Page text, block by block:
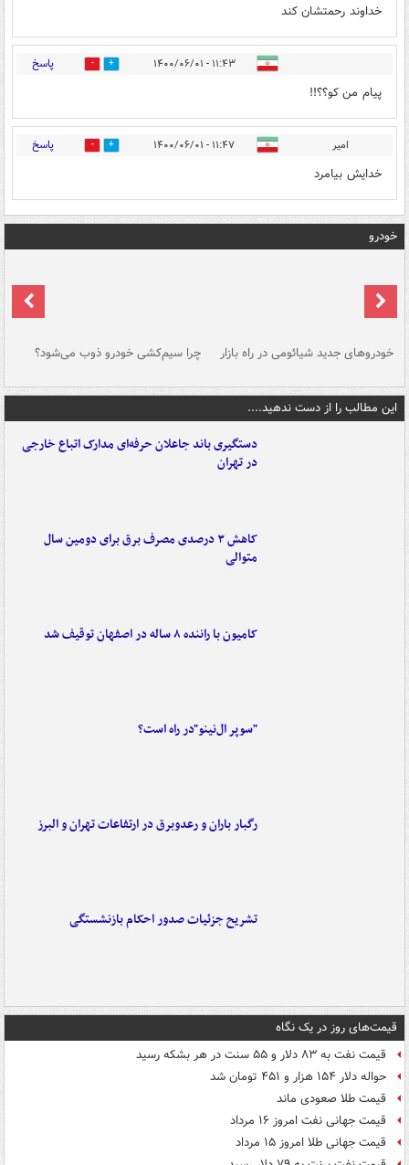
خداوند رحمتشان کند
۱۱:۴۳ - ۱۴۰۰/۰۶/۰۱ 0 پاسخ
پیام من کو؟؟!!
امیر ۱۱:۴۷ - ۱۴۰۰/۰۶/۰۱ 1 پاسخ
خدایش بیامرد
خودرو
خودروهای جدید شیائومی در راه بازار چرا سیم‌کشی خودرو ذوب می‌شود؟
این مطالب را از دست ندهید....
دستگیری باند جاعلان حرفه‌ای مدارک اتباع خارجی
در تهران
کاهش ۳ درصدی مصرف برق برای دومین سال
متوالی
کامیون با راننده ۸ ساله در اصفهان توقیف شد
"سوپر ال‌نینو"در راه است؟
رگبار باران و رعدوبرق در ارتفاعات تهران و البرز
تشریح جزئیات صدور احکام بازنشستگی
قیمت‌های روز در یک نگاه
قیمت نفت به ۸۳ دلار و ۵۵ سنت در هر بشکه رسید
حواله دلار ۱۵۴ هزار و ۴۵۱ تومان شد
قیمت طلا صعودی ماند
قیمت جهانی نفت امروز ۱۶ مرداد
قیمت جهانی طلا امروز ۱۵ مرداد